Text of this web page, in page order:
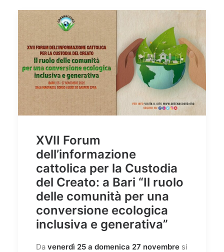
XVII Forum
dell’informazione
cattolica per la Custodia
del Creato: a Bari “Il ruolo
delle comunità per una
conversione ecologica
inclusiva e generativa”
Da venerdì 25 a domenica 27 novembre si